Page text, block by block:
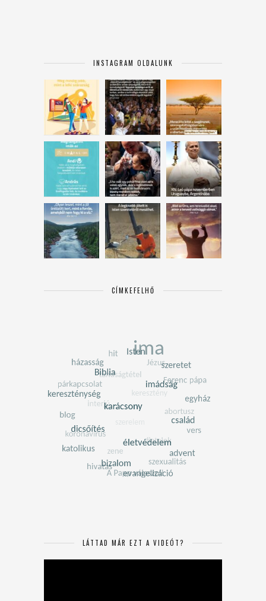
INSTAGRAM OLDALUNK
CÍMKEFELHŐ
LÁTTAD MÁR EZT A VIDEÓT?